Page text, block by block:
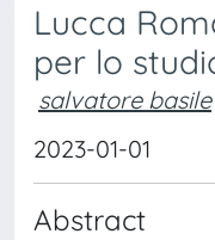
Lucca
per lo
salvatore basile
2023-01-01
Abstract